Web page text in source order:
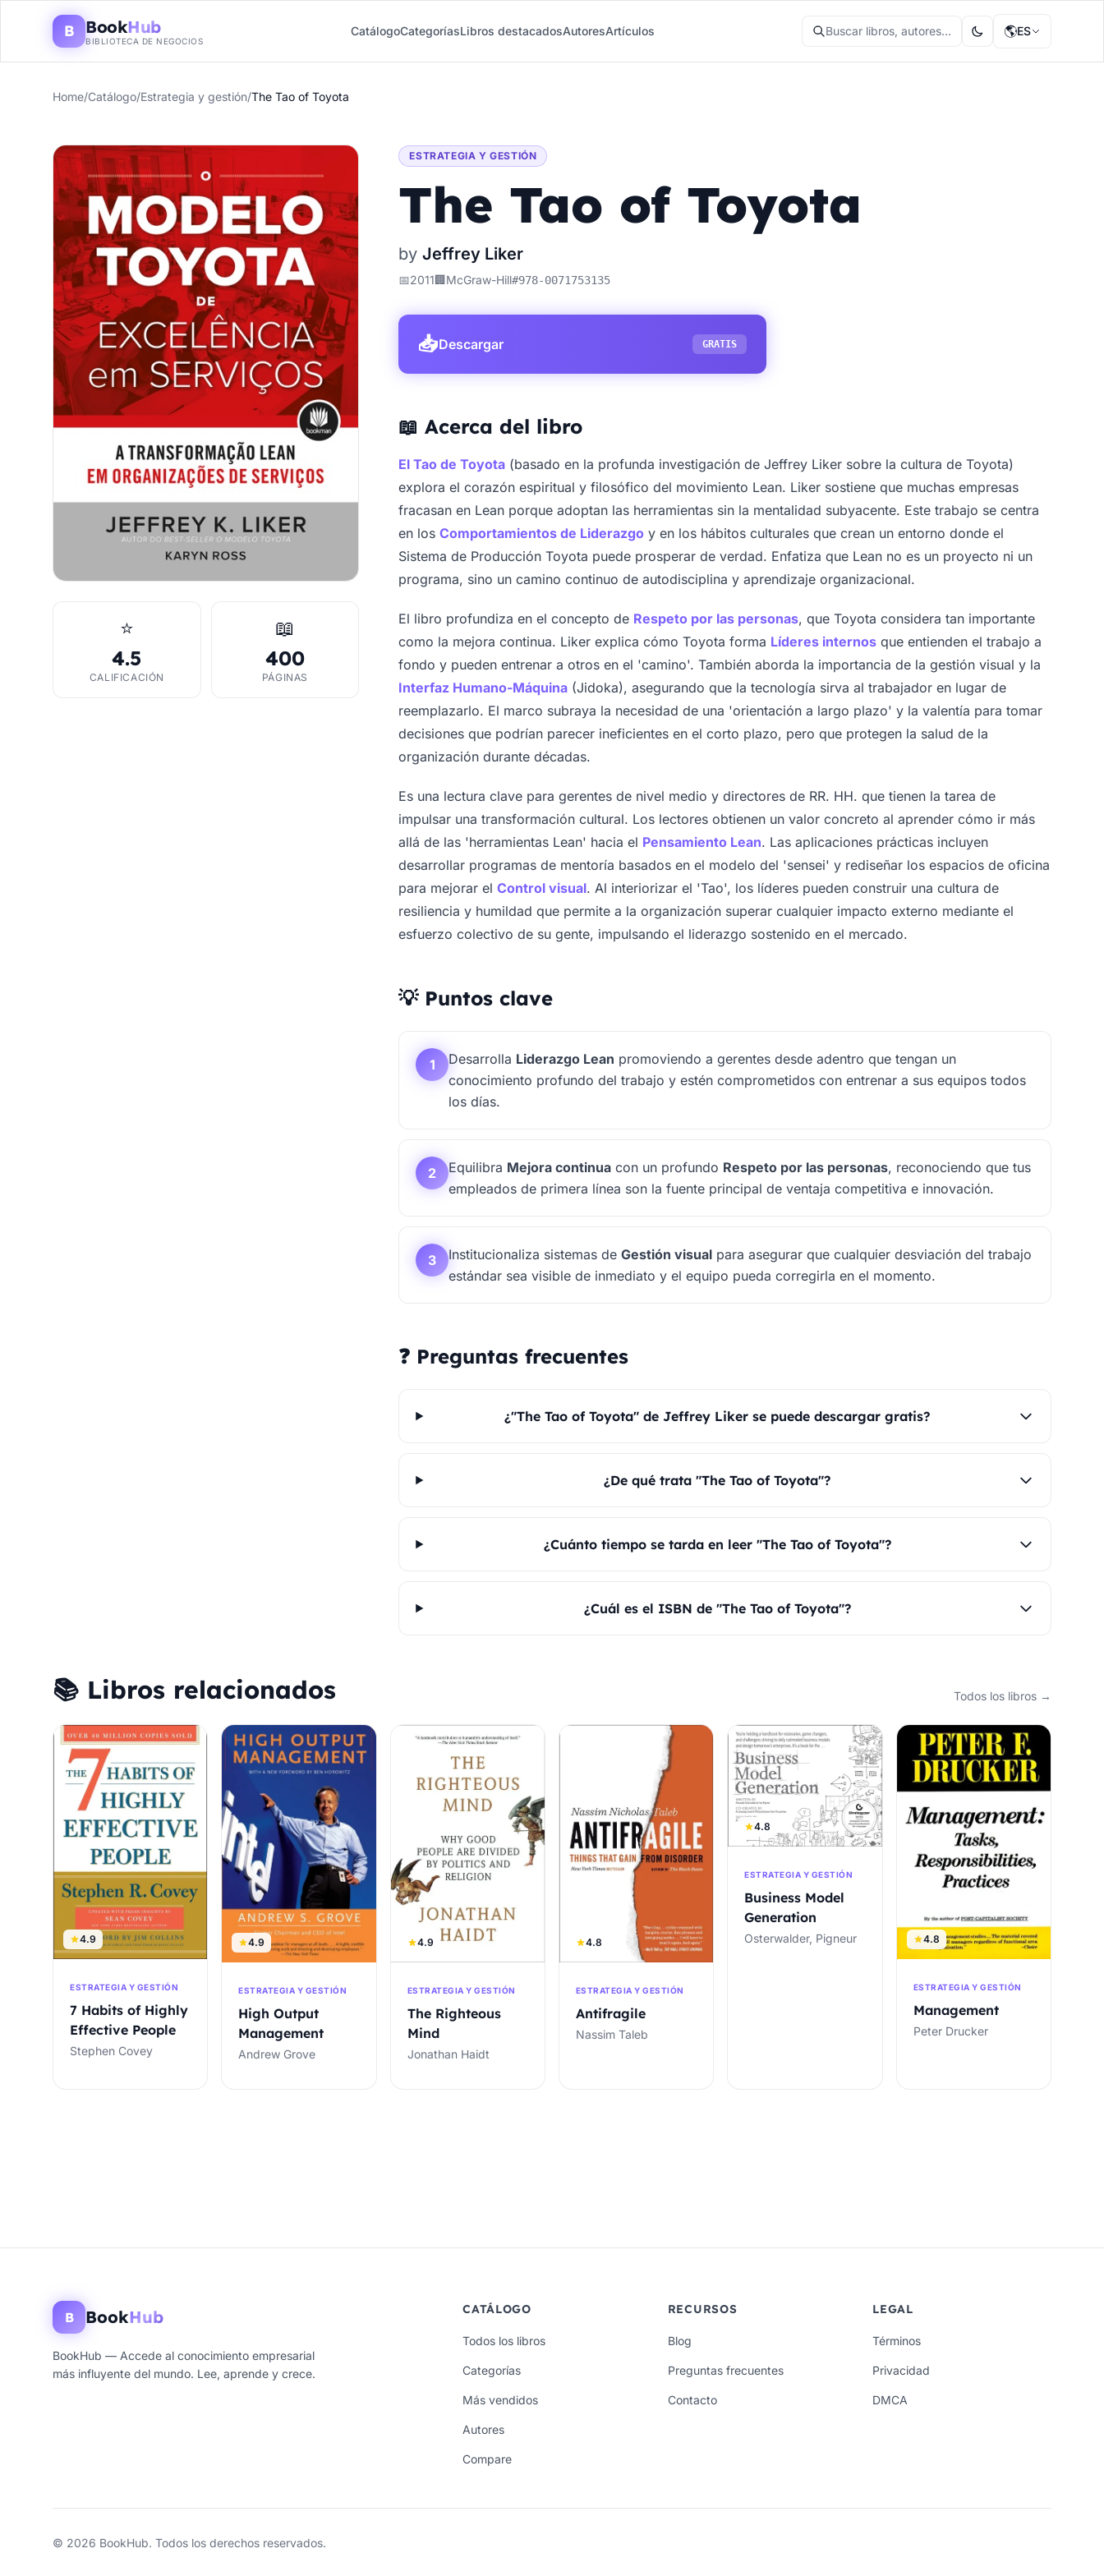
B BookHub
BIBLIOTECA DE NEGOCIOS
CatálogoCategoríasLibros destacadosAutoresArtículos Buscar libros, autores... 🌎ES
Home/Catálogo/Estrategia y gestión/The Tao of Toyota
⭐
4.5
CALIFICACIÓN
📖
400
PÁGINAS
ESTRATEGIA Y GESTIÓN
The Tao of Toyota
byJeffrey Liker
📅2011🏢McGraw-Hill#978-0071753135
📥Descargar GRATIS
📖 Acerca del libro
El Tao de Toyota (basado en la profunda investigación de Jeffrey Liker sobre la cultura de Toyota)
explora el corazón espiritual y filosófico del movimiento Lean. Liker sostiene que muchas empresas
fracasan en Lean porque adoptan las herramientas sin la mentalidad subyacente. Este trabajo se centra
en losComportamientos de Liderazgo y en los hábitos culturales que crean un entorno donde el
Sistema de Producción Toyota puede prosperar de verdad. Enfatiza que Lean no es un proyecto ni un
programa, sino un camino continuo de autodisciplina y aprendizaje organizacional.
El libro profundiza en el concepto de Respeto por las personas, que Toyota considera tan importante
como la mejora continua. Liker explica cómo Toyota forma Líderes internos que entienden el trabajo a
fondo y pueden entrenar a otros en el 'camino'. También aborda la importancia de la gestión visual y la
Interfaz Humano-Máquina (Jidoka), asegurando que la tecnología sirva al trabajador en lugar de
reemplazarlo. El marco subraya la necesidad de una 'orientación a largo plazo' y la valentía para tomar
decisiones que podrían parecer ineficientes en el corto plazo, pero que protegen la salud de la
organización durante décadas.
Es una lectura clave para gerentes de nivel medio y directores de RR. HH. que tienen la tarea de
impulsar una transformación cultural. Los lectores obtienen un valor concreto al aprender cómo ir más
allá de las 'herramientas Lean' hacia el Pensamiento Lean. Las aplicaciones prácticas incluyen
desarrollar programas de mentoría basados en el modelo del 'sensei' y rediseñar los espacios de oficina
para mejorar elControl visual. Al interiorizar el 'Tao', los líderes pueden construir una cultura de
resiliencia y humildad que permite a la organización superar cualquier impacto externo mediante el
esfuerzo colectivo de su gente, impulsando el liderazgo sostenido en el mercado.
💡 Puntos clave
1 Desarrolla Liderazgo Lean promoviendo a gerentes desde adentro que tengan un
conocimiento profundo del trabajo y estén comprometidos con entrenar a sus equipos todos
los días.
2 Equilibra Mejora continua con un profundo Respeto por las personas, reconociendo que tus
empleados de primera línea son la fuente principal de ventaja competitiva e innovación.
3 Institucionaliza sistemas deGestión visual para asegurar que cualquier desviación del trabajo
estándar sea visible de inmediato y el equipo pueda corregirla en el momento.
❓ Preguntas frecuentes
¿"The Tao of Toyota" de Jeffrey Liker se puede descargar gratis?
¿De qué trata "The Tao of Toyota"?
¿Cuánto tiempo se tarda en leer "The Tao of Toyota"?
¿Cuál es el ISBN de "The Tao of Toyota"?
📚 Libros relacionados Todos los libros →
4.9
ESTRATEGIA Y GESTIÓN
7 Habits of Highly
Effective People
Stephen Covey
4.9
ESTRATEGIA Y GESTIÓN
High Output
Management
Andrew Grove
4.9
ESTRATEGIA Y GESTIÓN
The Righteous
Mind
Jonathan Haidt
4.8
ESTRATEGIA Y GESTIÓN
Antifragile
Nassim Taleb
4.8
ESTRATEGIA Y GESTIÓN
Business Model
Generation
Osterwalder, Pigneur 4.8
ESTRATEGIA Y GESTIÓN
Management
Peter Drucker
B BookHub
BookHub — Accede al conocimiento empresarial
más influyente del mundo. Lee, aprende y crece.
CATÁLOGO
Todos los libros
Categorías
Más vendidos
Autores
Compare
RECURSOS
Blog
Preguntas frecuentes
Contacto
LEGAL
Términos
Privacidad
DMCA
© 2026 BookHub. Todos los derechos reservados.